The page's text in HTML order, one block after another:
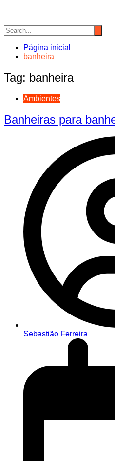
Página inicial
banheira
Tag: banheira
Ambientes
Banheiras para
Sebastião Ferreira